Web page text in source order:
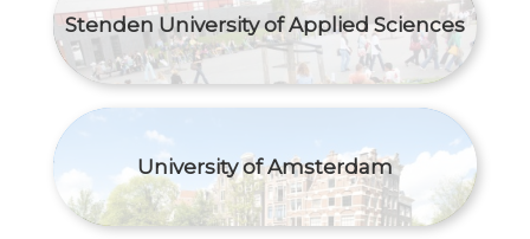
Stenden University of Applied Sciences
University of Amsterdam